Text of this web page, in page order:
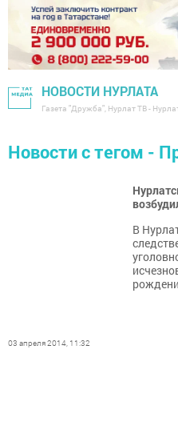
НОВОСТИ НУРЛАТА
Газета "Дружба", Нурлат ТВ -
Новости с тегом -
В
03 апреля 2014, 11:32